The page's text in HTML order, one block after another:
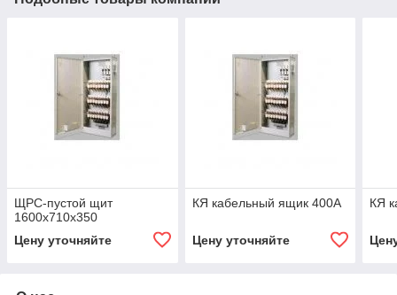
ЩРС-пустой щит
1600x710x350
Цену уточняйте
КЯ кабельный ящик 400А
Цену уточняйте
КЯ